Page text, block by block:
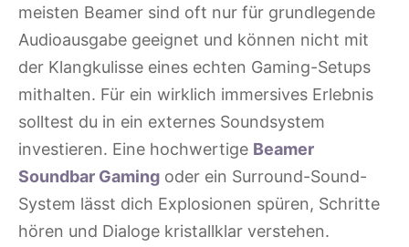
meisten Beamer sind oft nur für grundlegende
Audioausgabe geeignet und können nicht mit
der Klangkulisse eines echten Gaming-Setups
mithalten. Für ein wirklich immersives Erlebnis
solltest du in ein externes Soundsystem
investieren. Eine hochwertige Beamer
Soundbar Gaming oder ein Surround-Sound-
System lässt dich Explosionen spüren, Schritte
hören und Dialoge kristallklar verstehen.